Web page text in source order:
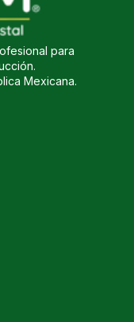
para
Mexicana.